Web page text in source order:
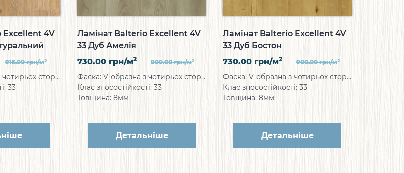
Excellent 4V
915.00грн/м2
Фаска: V-образна з чотирьох сторін
33
Ламінат Balterio Excellent 4V
33 Дуб Амелія
730.00 грн/м2 900.00грн/м2
Фаска: V-образна з чотирьох сторін
Клас зносостійкості: 33
Товщина: 8мм
Детальніше
Ламінат Balterio Excellent 4V
33 Дуб Бостон
730.00 грн/м2 900.00грн/м2
Фаска: V-образна з чотирьох сторін
Клас зносостійкості: 33
Товщина: 8мм
Детальніше